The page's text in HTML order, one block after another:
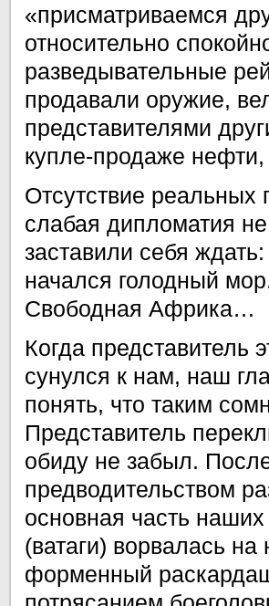
«присматриваемся
относительно
разведывательные
продавали оружие,
представителями
купле-продаже
Отсутствие реальных
слабая дипломатия
заставили себя
начался голодный
Свободная Африка…
Когда представитель
сунулся к нам, наш
понять, что таким
Представитель
обиду не забыл. После
предводительством
основная часть
(ватаги) ворвалась
форменный